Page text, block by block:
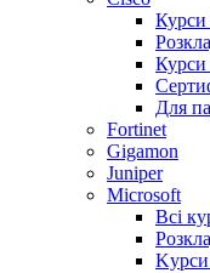
Курси
Курси
Для
Fortinet
Gigamon
Juniper
Microsoft
Всі
Kyрси